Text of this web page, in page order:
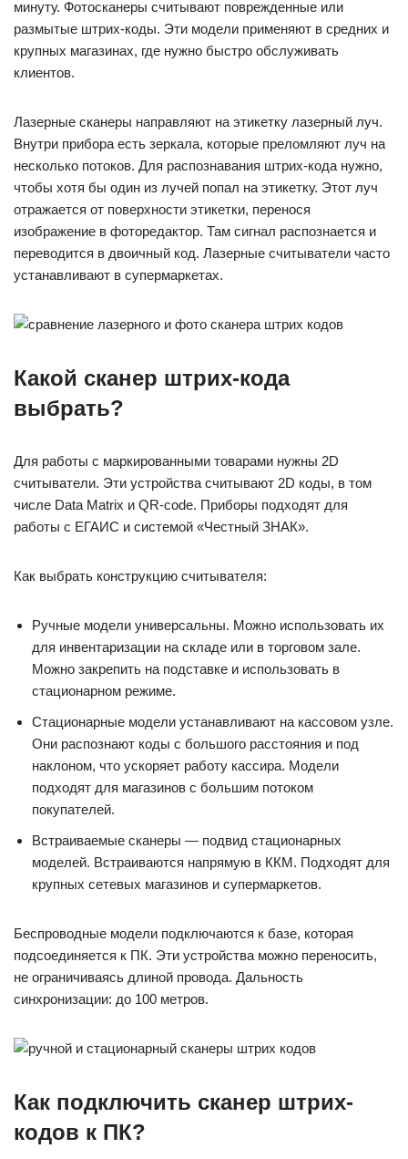
минуту. Фотосканеры считывают поврежденные или
размытые штрих-коды. Эти модели применяют в средних и
крупных магазинах, где нужно быстро обслуживать
клиентов.
Лазерные сканеры направляют на этикетку лазерный луч.
Внутри прибора есть зеркала, которые преломляют луч на
несколько потоков. Для распознавания штрих-кода нужно,
чтобы хотя бы один из лучей попал на этикетку. Этот луч
отражается от поверхности этикетки, перенося
изображение в фоторедактор. Там сигнал распознается и
переводится в двоичный код. Лазерные считыватели часто
устанавливают в супермаркетах.
Какой сканер штрих-кода
выбрать?
Для работы с маркированными товарами нужны 2D
считыватели. Эти устройства считывают 2D коды, в том
числе Data Matrix и QR-code. Приборы подходят для
работы с ЕГАИС и системой «Честный ЗНАК».
Как выбрать конструкцию считывателя:
Ручные модели универсальны. Можно использовать их
для инвентаризации на складе или в торговом зале.
Можно закрепить на подставке и использовать в
стационарном режиме.
Стационарные модели устанавливают на кассовом узле.
Они распознают коды с большого расстояния и под
наклоном, что ускоряет работу кассира. Модели
подходят для магазинов с большим потоком
покупателей.
Встраиваемые сканеры — подвид стационарных
моделей. Встраиваются напрямую в ККМ. Подходят для
крупных сетевых магазинов и супермаркетов.
Беспроводные модели подключаются к базе, которая
подсоединяется к ПК. Эти устройства можно переносить,
не ограничиваясь длиной провода. Дальность
синхронизации: до 100 метров.
Как подключить сканер штрих-
кодов к ПК?